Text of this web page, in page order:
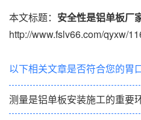
本文标题： 安全性是铝单板厂
http://www.fslv66.com/qyxw/
以下相关文章是否符合您的胃
测量是铝单板安装施工的重要